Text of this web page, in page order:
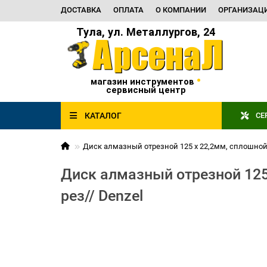
ДОСТАВКА ОПЛАТА О КОМПАНИИ
Тула, ул. Металлургов, 24
магазин инструментов •
сервисный центр
КАТАЛОГ
Диск алмазный отрезной 125 х 22,2мм,
Диск алмазный отрезной
рез// Denzel